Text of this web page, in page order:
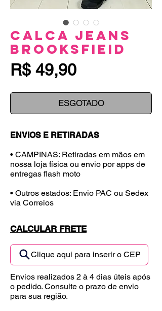
Calca Jeans
BrooksfieId
R$ 49,90Preço
ESGOTADO
ENVIOS E RETIRADAS
• CAMPINAS: Retiradas em mãos em
nossa loja física ou envio por apps de
entregas flash moto
• Outros estados: Envio PAC ou Sedex
via Correios
CALCULAR FRETE
Clique aqui para inserir o CEP
Envios realizados 2 à 4 dias úteis após
o pedido. Consulte o prazo de envio
para sua região.